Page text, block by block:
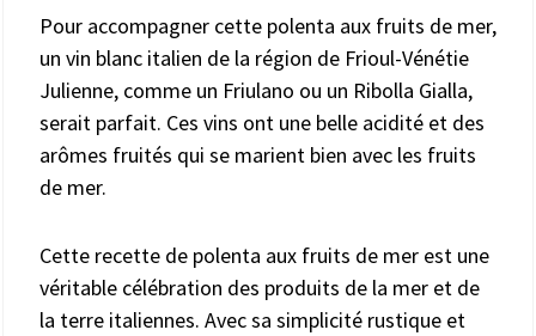
Pour accompagner cette polenta aux fruits de mer,
un vin blanc italien de la région de Frioul-Vénétie
Julienne, comme un Friulano ou un Ribolla Gialla,
serait parfait. Ces vins ont une belle acidité et des
arômes fruités qui se marient bien avec les fruits
de mer.
Cette recette de polenta aux fruits de mer est une
véritable célébration des produits de la mer et de
la terre italiennes. Avec sa simplicité rustique et